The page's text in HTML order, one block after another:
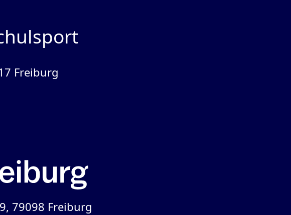
Freiburg
79098 Freiburg